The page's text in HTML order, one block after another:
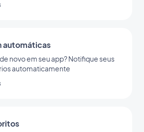
automáticas
novo em seu app? Notifique seus
automaticamente